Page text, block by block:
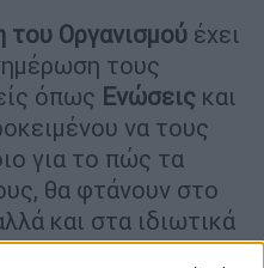
του Οργανισμού έχει
τους
όπως Ενώσεις και
να τους
για το πώς τα
θα φτάνουν στο
και στα ιδιωτικά